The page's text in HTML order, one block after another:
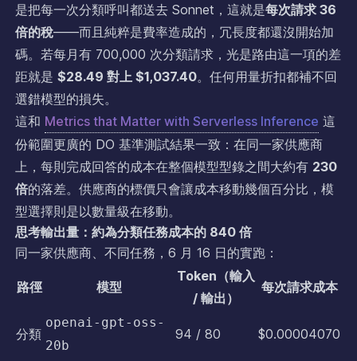
是把每一次分類呼叫都送去 Sonnet，這就是每次請求 36
倍的稅——而且純粹是費率造成的，冗長度都還沒開始加
碼。若每月有 700,000 次分類請求，光是路由這一項的差
距就是 $28.49 對上 $1,037.40。任何用量折扣都補不回
選錯模型的損失。
這和 Metrics that Matter with Serverless Inference 這
份範圍更廣的 DO 基準測試結果一致：在同一家供應商
上，每則完成回答的成本在整個模型型錄之間大約有 230
倍的落差。供應商的標價只會讓成本移動幾個百分比，模
型選擇則是以數量級在移動。
思考輸出量：約為分類任務成本的 840 倍
同一家供應商、不同任務，6 月 16 日的實跑：
路徑 模型
Token（輸入
/ 輸出）
每次請求成本
分類
openai-gpt-oss-
20b
94 / 80 $0.00004070